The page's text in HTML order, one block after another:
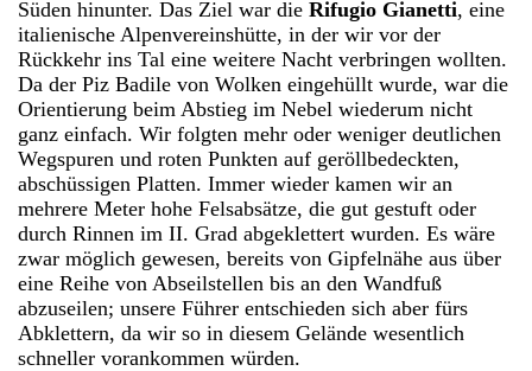
Süden hinunter. Das Ziel war dieRifugio Gianetti, eine
italienische Alpenvereinshütte, in der wir vor der
Rückkehr ins Tal eine weitere Nacht verbringen wollten.
Da der Piz Badile von Wolken eingehüllt wurde, war die
Orientierung beim Abstieg im Nebel wiederum nicht
ganz einfach. Wir folgten mehr oder weniger deutlichen
Wegspuren und roten Punkten auf geröllbedeckten,
abschüssigen Platten. Immer wieder kamen wir an
mehrere Meter hohe Felsabsätze, die gut gestuft oder
durch Rinnen im II. Grad abgeklettert wurden. Es wäre
zwar möglich gewesen, bereits von Gipfelnähe aus über
eine Reihe von Abseilstellen bis an den Wandfuß
abzuseilen; unsere Führer entschieden sich aber fürs
Abklettern, da wir so in diesem Gelände wesentlich
schneller vorankommen würden.